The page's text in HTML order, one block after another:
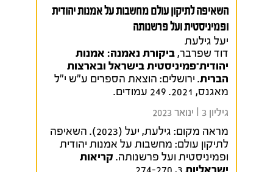
השאיפה לתיקון עולם מחשבות על אמנות יהודית
ופמיניסטית ועל פרשנותה
יעל גילעת
דוד שפרבר,ביקורת נאמנה: אמנות
יהודית­­־פמיניסטית בישראל ובארצות
הברית. ירושלים: הוצאת הספרים ע"ש י"ל
מאגנס, 2021. 249 עמודים.
גיליון 3 I ינואר 2023
מראה מקום:
גילעת, יעל (2023). השאיפה
לתיקון עולם: מחשבות על אמנות יהודית
ופמיניסטית ועל פרשנותה.קריאות